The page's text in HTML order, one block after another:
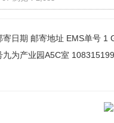
寄日期 邮寄地址 EMS单号
九为产业园A5C室